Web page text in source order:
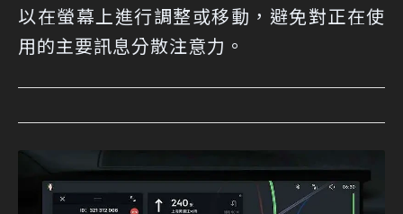
以在螢幕上進行調整或移動，避免對正在使
用的主要訊息分散注意力。